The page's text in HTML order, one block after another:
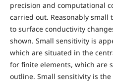
precision and computational
carried out. Reasonably
to surface conductivity
shown. Small sensitivity is
which are situated in the
for finite elements, which are
outline. Small sensitivity is